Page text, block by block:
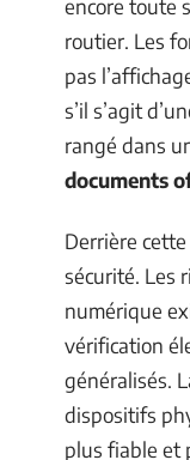
encore toute
routier. Les
pas
s’il s’agit
rangé dans
documents
Derrière
sécurité. Les
numérique
vérification
généralisés.
dispositifs
plus fiable et